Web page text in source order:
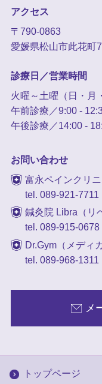
アクセス
〒790-0863
愛媛県松山市此花町
診療日／営業時間
火曜～土曜（日・月
午前診療／9:00 -
午後診療／14:00 -
お問い合わせ
富永ペインクリニ
tel. 089-921-7711
鍼灸院 Libra（リ
tel. 089-915-0678
Dr.Gym（メディ
tel. 089-968-1311
メ
トップページ